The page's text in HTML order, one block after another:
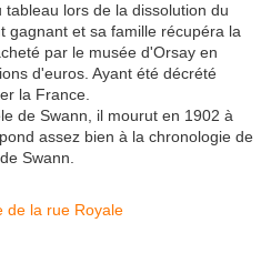
lors de la dissolution du
gagnant et sa famille récupéra la
par le musée d'Orsay en
d'euros. Ayant été décrété
la France.
de Swann, il mourut en 1902 à
assez bien à la chronologie de
Swann.